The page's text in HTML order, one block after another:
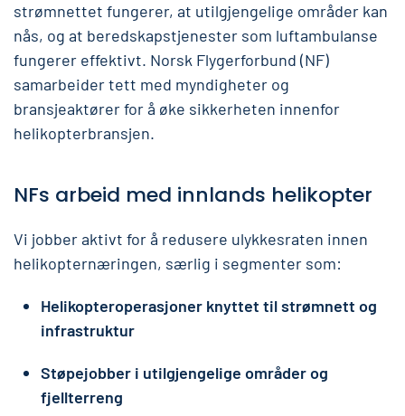
strømnettet fungerer, at utilgjengelige områder kan
nås, og at beredskapstjenester som luftambulanse
fungerer effektivt. Norsk Flygerforbund (NF)
samarbeider tett med myndigheter og
bransjeaktører for å øke sikkerheten innenfor
helikopterbransjen.
NFs arbeid med innlands helikopter
Vi jobber aktivt for å redusere ulykkesraten innen
helikopternæringen, særlig i segmenter som:
Helikopteroperasjoner knyttet til strømnett og
infrastruktur
Støpejobber i utilgjengelige områder og
fjellterreng